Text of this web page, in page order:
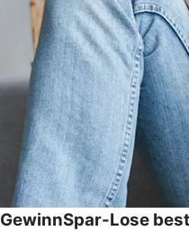
GewinnSpar-Lose